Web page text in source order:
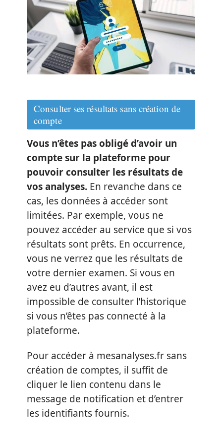
Consulter ses résultats sans création de
compte
Vous n’êtes pas obligé d’avoir un
compte sur la plateforme pour
pouvoir consulter les résultats de
vos analyses. En revanche dans ce
cas, les données à accéder sont
limitées. Par exemple, vous ne
pouvez accéder au service que si vos
résultats sont prêts. En occurrence,
vous ne verrez que les résultats de
votre dernier examen. Si vous en
avez eu d’autres avant, il est
impossible de consulter l’historique
si vous n’êtes pas connecté à la
plateforme.
Pour accéder à mesanalyses.fr sans
création de comptes, il suffit de
cliquer le lien contenu dans le
message de notification et d’entrer
les identifiants fournis.